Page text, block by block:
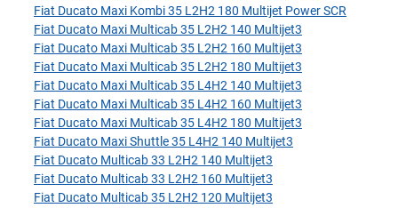
Fiat Ducato Maxi Kombi 35 L2H2 180 Multijet Power SCR
Fiat Ducato Maxi Multicab 35 L2H2 140 Multijet3
Fiat Ducato Maxi Multicab 35 L2H2 160 Multijet3
Fiat Ducato Maxi Multicab 35 L2H2 180 Multijet3
Fiat Ducato Maxi Multicab 35 L4H2 140 Multijet3
Fiat Ducato Maxi Multicab 35 L4H2 160 Multijet3
Fiat Ducato Maxi Multicab 35 L4H2 180 Multijet3
Fiat Ducato Maxi Shuttle 35 L4H2 140 Multijet3
Fiat Ducato Multicab 33 L2H2 140 Multijet3
Fiat Ducato Multicab 33 L2H2 160 Multijet3
Fiat Ducato Multicab 35 L2H2 120 Multijet3